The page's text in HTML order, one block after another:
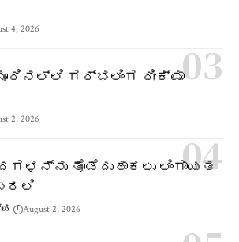
4, 2026
ಗರ್ಭಲಿಂಗ ದೀಕ್ಷಾ
2, 2026
ತೊಡೆದುಹಾಕಲು ಲಿಂಗಾಯತ
August 2, 2026